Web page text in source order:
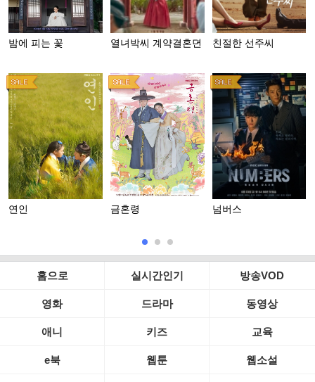
밤에 피는 꽃 열녀박씨 계약결혼뎐 친절한 선주씨
연인 금혼령 넘버스
홈으로 실시간인기 방송VOD
영화 드라마 동영상
애니 키즈 교육
e북 웹툰 웹소설